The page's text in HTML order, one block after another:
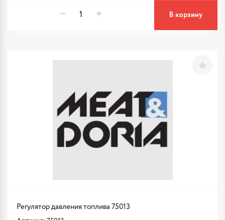
В корзину
Регулятор давления топлива 75013